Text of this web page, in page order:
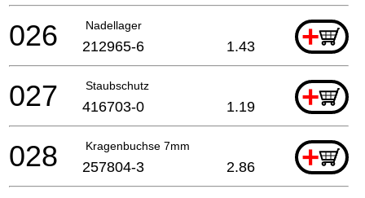
Nadellager +
026 212965-6 1.43
Staubschutz +
027 416703-0 1.19
Kragenbuchse 7mm +
028 257804-3 2.86